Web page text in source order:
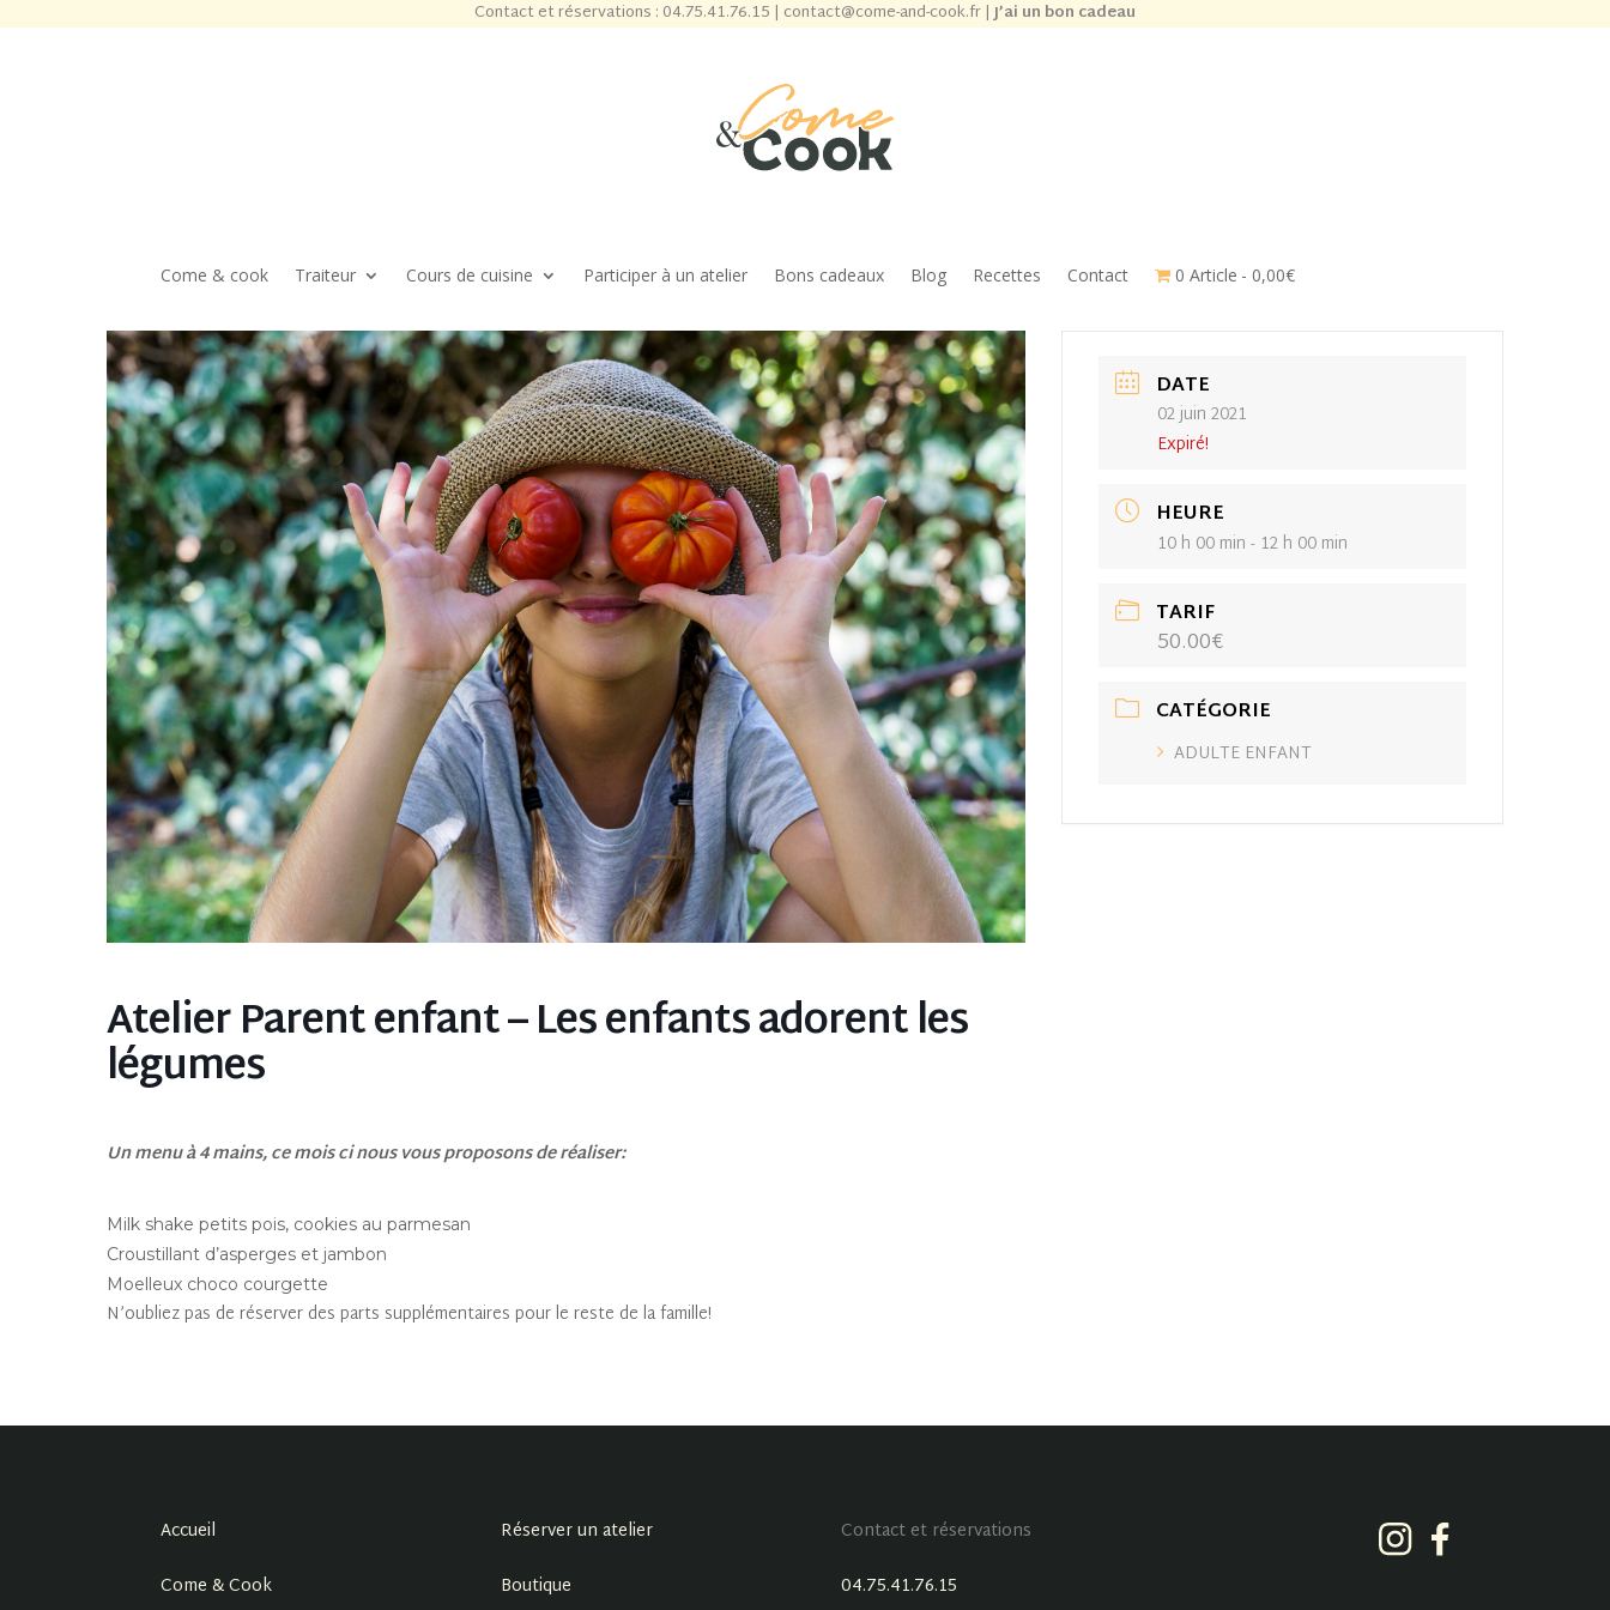
Contact et réservations : 04.75.41.76.15 | contact@come-and-cook.fr|J’ai un bon cadeau
Come & cook Traiteur Cours de cuisine Participer à un atelier Bons cadeaux Blog Recettes Contact 0 Article 0,00€
Atelier Parent enfant – Les enfants adorent les
légumes
Un menu à 4 mains, ce mois ci nous vous proposons de réaliser:
Milk shake petits pois, cookies au parmesan
Croustillant d’asperges et jambon
Moelleux choco courgette
N’oubliez pas de réserver des parts supplémentaires pour le reste de la famille!
DATE
02 juin 2021
Expiré!
HEURE
10 h 00 min - 12 h 00 min
TARIF
50.00€
CATÉGORIE
ADULTE ENFANT
Accueil
Come & Cook
Réserver un atelier
Boutique
Contact et réservations
04.75.41.76.15